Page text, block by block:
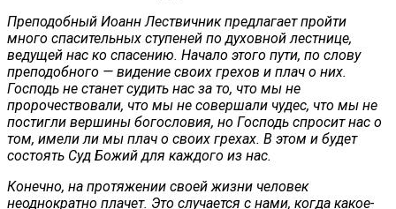
Преподобный Иоанн Лествичник предлагает пройти
много спасительных ступеней по духовной лестнице,
ведущей нас ко спасению. Начало этого пути, по слову
преподобного — видение своих грехов и плач о них.
Господь не станет судить нас за то, что мы не
пророчествовали, что мы не совершали чудес, что мы не
постигли вершины богословия, но Господь спросит нас о
том, имели ли мы плач о своих грехах. В этом и будет
состоять Суд Божий для каждого из нас.
Конечно, на протяжении своей жизни человек
неоднократно плачет. Это случается с нами, когда какое-